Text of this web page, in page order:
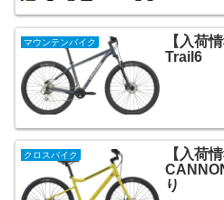
マウンテンバイク
【入荷
Trail6
クロスバイク
【入荷
り